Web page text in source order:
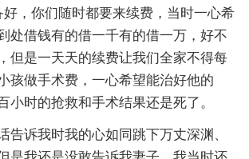
，你们随时都要来续费，当时一心希
处借钱有的借一千有的借一万，好不
但是一天天的续费让我们全家不得每
孩做手术费，一心希望能治好他的
小时的抢救和手术结果还是死了。
告诉我时我的心如同跳下万丈深渊、